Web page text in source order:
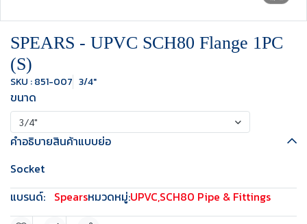
SPEARS - UPVC SCH80 Flange 1PC
(S)
SKU : 851-007 3/4"
ขนาด
3/4"
คำอธิบายสินค้าแบบย่อ
Socket
แบรนด์: Spearsหมวดหมู่:UPVC,SCH80 Pipe & Fittings